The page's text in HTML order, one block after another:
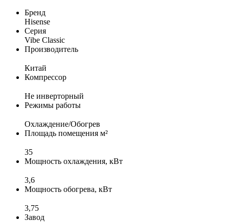
Бренд
Hisense
Серия
Vibe Classic
Производитель
Китай
Компрессор
Не инверторный
Режимы работы
Охлаждение/Обогрев
Площадь помещения м²
35
Мощность охлаждения, кВт
3,6
Мощность обогрева, кВт
3,75
Завод